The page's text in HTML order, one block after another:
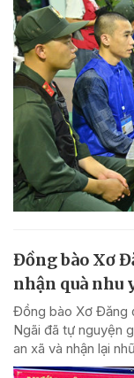
Đồng bào Xơ
nhận quà nhu
Đồng bào Xơ Đăng
Ngãi đã tự nguyện
an xã và nhận lại